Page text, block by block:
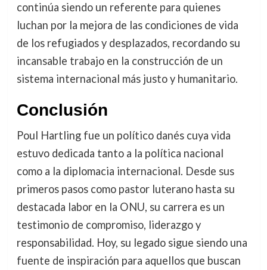
continúa siendo un referente para quienes
luchan por la mejora de las condiciones de vida
de los refugiados y desplazados, recordando su
incansable trabajo en la construcción de un
sistema internacional más justo y humanitario.
Conclusión
Poul Hartling fue un político danés cuya vida
estuvo dedicada tanto a la política nacional
como a la diplomacia internacional. Desde sus
primeros pasos como pastor luterano hasta su
destacada labor en la ONU, su carrera es un
testimonio de compromiso, liderazgo y
responsabilidad. Hoy, su legado sigue siendo una
fuente de inspiración para aquellos que buscan